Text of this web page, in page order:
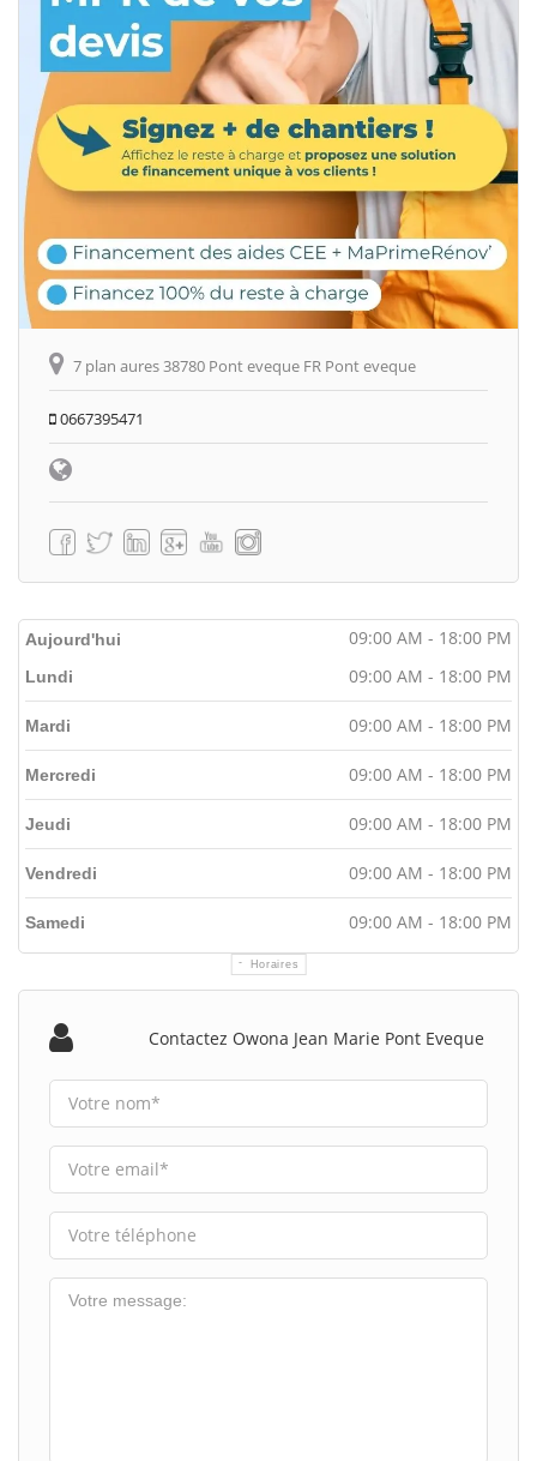
7 plan aures 38780 Pont eveque FR Pont eveque
0667395471
Aujourd'hui 09:00 AM - 18:00 PM
Horaires
Lundi 09:00 AM - 18:00 PM
Mardi 09:00 AM - 18:00 PM
Mercredi 09:00 AM - 18:00 PM
Jeudi 09:00 AM - 18:00 PM
Vendredi 09:00 AM - 18:00 PM
Samedi 09:00 AM - 18:00 PM
Contactez Owona Jean Marie Pont Eveque